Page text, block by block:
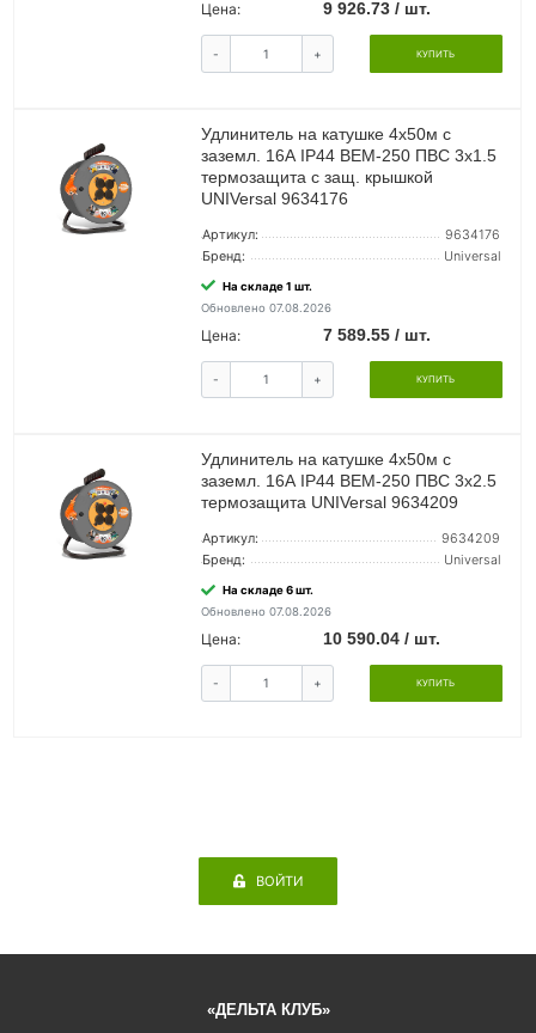
Цена: 9 926.73 / шт.
- + КУПИТЬ
Удлинитель на катушке 4х50м с
заземл. 16А IP44 ВЕМ-250 ПВС 3х1.5
термозащита с защ. крышкой
UNIVersal 9634176
Артикул:
9634176
Бренд:
Universal
На складе 1 шт.
Обновлено 07.08.2026
Цена: 7 589.55 / шт.
- + КУПИТЬ
Удлинитель на катушке 4х50м с
заземл. 16А IP44 ВЕМ-250 ПВС 3х2.5
термозащита UNIVersal 9634209
Артикул:
9634209
Бренд:
Universal
На складе 6 шт.
Обновлено 07.08.2026
Цена: 10 590.04 / шт.
- + КУПИТЬ
ВОЙТИ
«ДЕЛЬТА КЛУБ»